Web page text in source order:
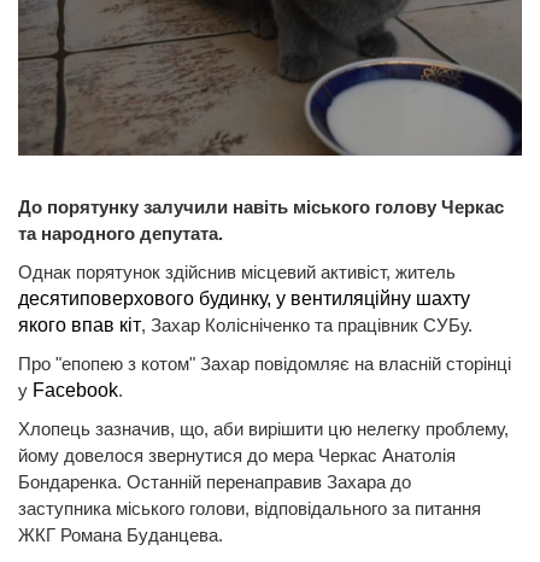
До порятунку залучили навіть міського голову Черкас
та народного депутата.
Однак порятунок здійснив місцевий активіст, житель
десятиповерхового будинку, у вентиляційну шахту
якого впав кіт, Захар Колісніченко та працівник СУБу.
Про "епопею з котом" Захар повідомляє на власній сторінці
у Facebook.
Хлопець зазначив, що, аби вирішити цю нелегку проблему,
йому довелося звернутися до мера Черкас Анатолія
Бондаренка. Останній перенаправив Захара до
заступника міського голови, відповідального за питання
ЖКГ Романа Буданцева.